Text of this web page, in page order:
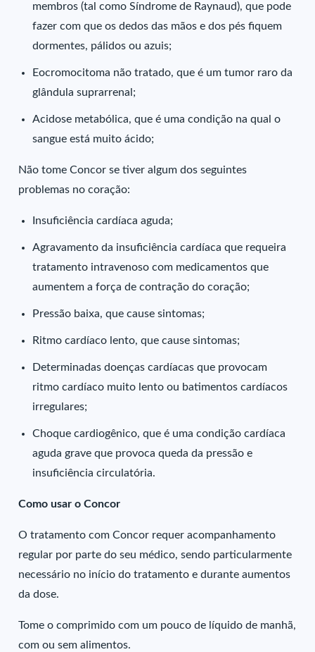
membros (tal como Síndrome de Raynaud), que pode
fazer com que os dedos das mãos e dos pés fiquem
dormentes, pálidos ou azuis;
Eocromocitoma não tratado, que é um tumor raro da
glândula suprarrenal;
Acidose metabólica, que é uma condição na qual o
sangue está muito ácido;
Não tome Concor se tiver algum dos seguintes
problemas no coração:
Insuficiência cardíaca aguda;
Agravamento da insuficiência cardíaca que requeira
tratamento intravenoso com medicamentos que
aumentem a força de contração do coração;
Pressão baixa, que cause sintomas;
Ritmo cardíaco lento, que cause sintomas;
Determinadas doenças cardíacas que provocam
ritmo cardíaco muito lento ou batimentos cardíacos
irregulares;
Choque cardiogênico, que é uma condição cardíaca
aguda grave que provoca queda da pressão e
insuficiência circulatória.
Como usar o Concor
O tratamento com Concor requer acompanhamento
regular por parte do seu médico, sendo particularmente
necessário no início do tratamento e durante aumentos
da dose.
Tome o comprimido com um pouco de líquido de manhã,
com ou sem alimentos.